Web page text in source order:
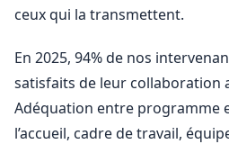
ceux qui la transmettent.
En 2025, 94% de nos
satisfaits de leur collaboration
Adéquation entre programme
l’accueil, cadre de travail,